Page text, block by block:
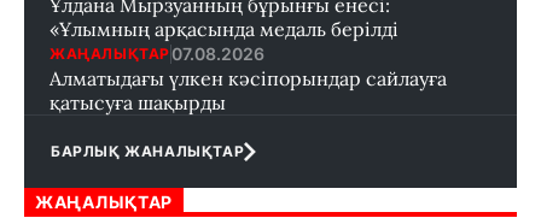
Ұлдана Мырзуанның бұрынғы енесі:
«Ұлымның арқасында медаль берілді
ЖАҢАЛЫҚТАР 07.08.2026
Алматыдағы үлкен кәсіпорындар сайлауға
қатысуға шақырды
БАРЛЫҚ ЖАНАЛЫҚТАР
ЖАҢАЛЫҚТАР